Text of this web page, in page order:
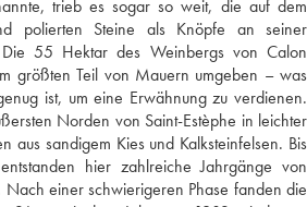
trieb es sogar so weit, die auf dem
polierten Steine als Knöpfe an seiner
55 Hektar des Weinbergs von Calon
größten Teil von Mauern umgeben – was
ist, um eine Erwähnung zu verdienen.
Norden von Saint-Estèphe in leichter
aus sandigem Kies und Kalksteinfelsen. Bis
hier zahlreiche Jahrgänge von
einer schwierigeren Phase fanden die